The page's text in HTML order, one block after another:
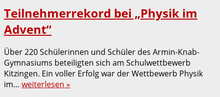
Teilnehmerrekord bei „Physik im
Advent“
Über 220 Schülerinnen und Schüler des Armin-Knab-
Gymnasiums beteiligten sich am Schulwettbewerb
Kitzingen. Ein voller Erfolg war der Wettbewerb Physik
im… weiterlesen »